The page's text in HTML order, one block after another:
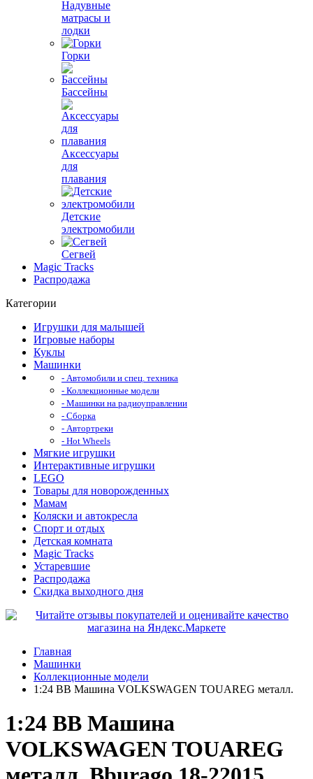
Надувные
матрасы и
лодки
Горки
Бассейны
Аксессуары
для
плавания
Детские
электромобили
Сегвей
Magic Tracks
Распродажа
Категории
Игрушки для малышей
Игровые наборы
Куклы
Машинки
- Автомобили и спец. техника
- Коллекционные модели
- Машинки на радиоуправлении
- Сборка
- Автортреки
- Hot Wheels
Мягкие игрушки
Интерактивные игрушки
LEGO
Товары для новорожденных
Мамам
Коляски и автокресла
Спорт и отдых
Детская комната
Magic Tracks
Устаревшие
Распродажа
Скидка выходного дня
Главная
Машинки
Коллекционные модели
1:24 BB Машина VOLKSWAGEN TOUAREG металл.
1:24 BB Машина
VOLKSWAGEN TOUAREG